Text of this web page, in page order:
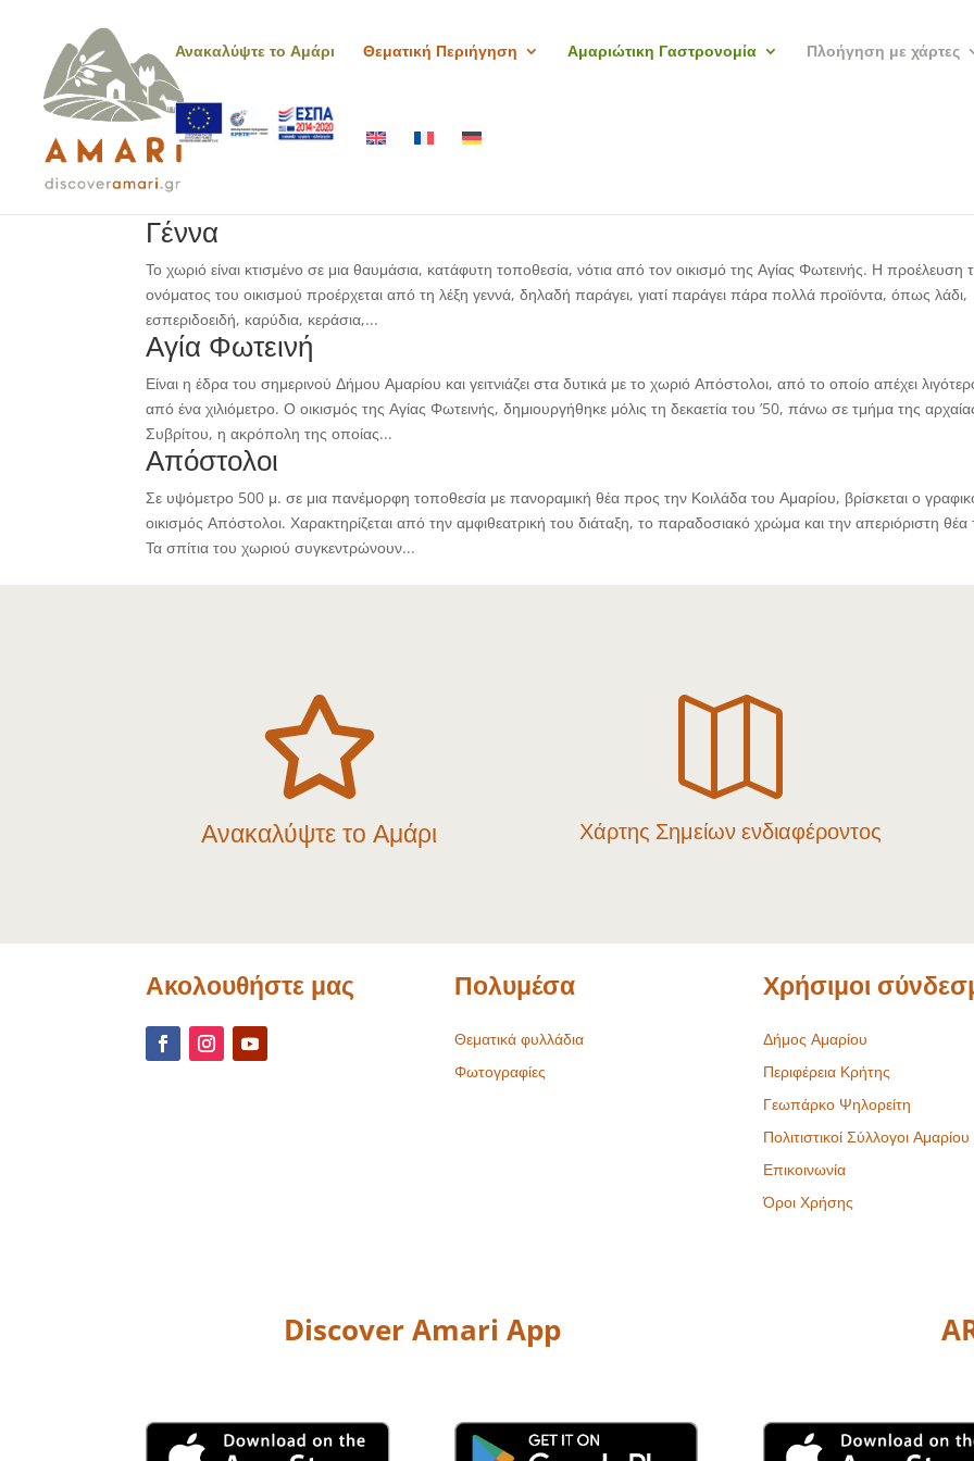
Ανακαλύψτε το Αμάρι Θεματική Περιήγηση Αμαριώτικη Γαστρονομία Πλοήγηση με χάρτες
Γέννα
Το χωριό είναι κτισμένο σε μια θαυμάσια, κατάφυτη τοποθεσία, νότια από τον οικισμό της Αγίας Φωτεινής. Η προέλευση
ονόματος του οικισμού προέρχεται από τη λέξη γεννά, δηλαδή παράγει, γιατί παράγει πάρα πολλά προϊόντα, όπως λάδι,
εσπεριδοειδή, καρύδια, κεράσια,...
Αγία Φωτεινή
Είναι η έδρα του σημερινού Δήμου Αμαρίου και γειτνιάζει στα δυτικά με το χωριό Απόστολοι, από το οποίο απέχει
από ένα χιλιόμετρο. Ο οικισμός της Αγίας Φωτεινής, δημιουργήθηκε μόλις τη δεκαετία του ’50, πάνω σε τμήμα της
Συβρίτου, η ακρόπολη της οποίας...
Απόστολοι
Σε υψόμετρο 500 μ. σε μια πανέμορφη τοποθεσία με πανοραμική θέα προς την Κοιλάδα του Αμαρίου, βρίσκεται ο
οικισμός Απόστολοι. Χαρακτηρίζεται από την αμφιθεατρική του διάταξη, το παραδοσιακό χρώμα και την απεριόριστη θέα
Τα σπίτια του χωριού συγκεντρώνουν...

Ανακαλύψτε το Αμάρι

Χάρτης Σημείων ενδιαφέροντος
Ακολουθήστε μας Πολυμέσα
Θεματικά φυλλάδια
Φωτογραφίες
Χρήσιμοι
Δήμος Αμαρίου
Περιφέρεια Κρήτης
Γεωπάρκο Ψηλορείτη
Πολιτιστικοί Σύλλογοι Αμαρίου
Επικοινωνία
Όροι Χρήσης
Discover Amari App